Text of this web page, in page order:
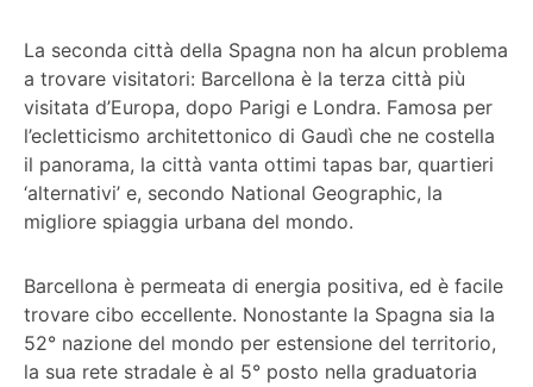
La seconda città della Spagna non ha alcun problema
a trovare visitatori: Barcellona è la terza città più
visitata d’Europa, dopo Parigi e Londra. Famosa per
l’ecletticismo architettonico di Gaudì che ne costella
il panorama, la città vanta ottimi tapas bar, quartieri
‘alternativi’ e, secondo National Geographic, la
migliore spiaggia urbana del mondo.
Barcellona è permeata di energia positiva, ed è facile
trovare cibo eccellente. Nonostante la Spagna sia la
52° nazione del mondo per estensione del territorio,
la sua rete stradale è al 5° posto nella graduatoria